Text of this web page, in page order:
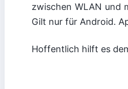
zwischen WLAN und
Gilt nur für Android.
Hoffentlich hilft es